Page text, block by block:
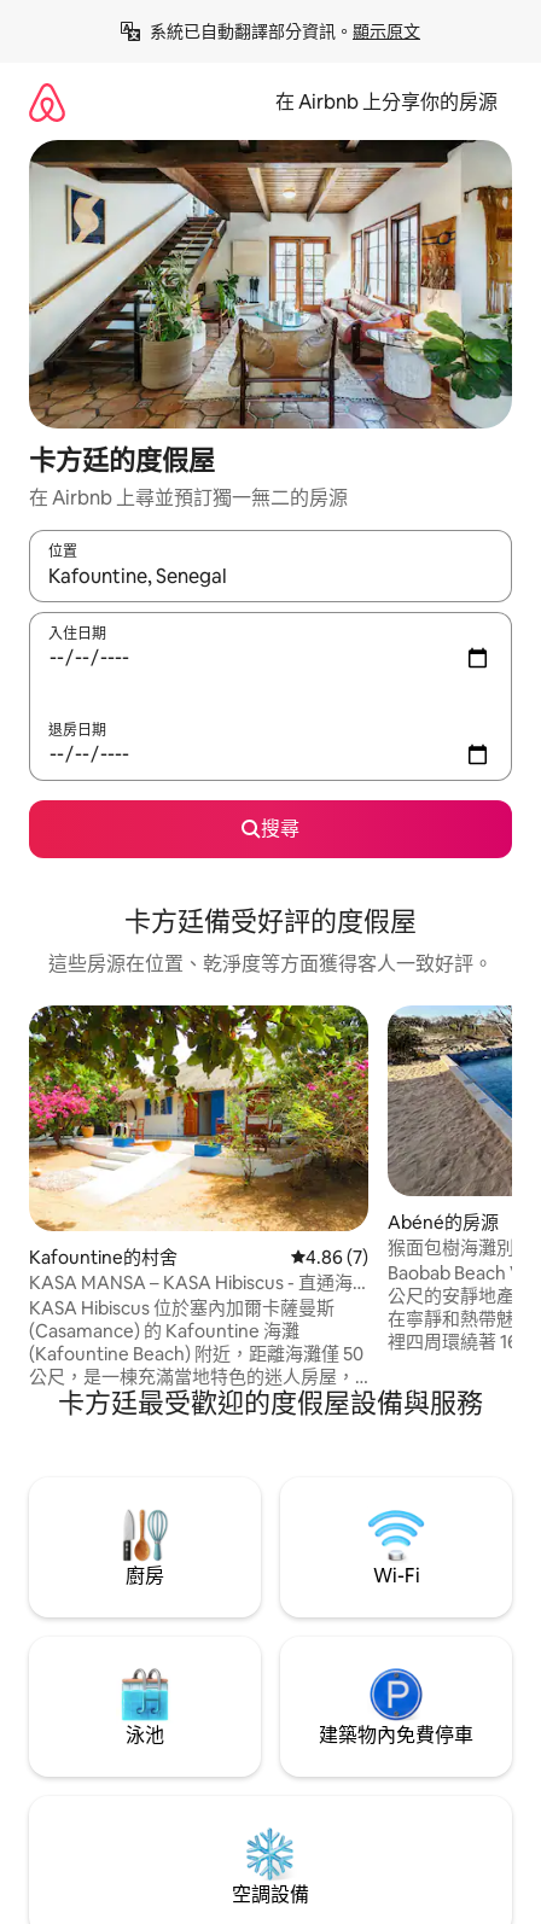
系統已自動翻譯部分資訊。 顯示原文
在 Airbnb 上分享你的房源
卡方廷的度假屋
在 Airbnb 上尋並預訂獨一無二的房源
位置
如有搜尋結果，瀏覽內容時請使用上下箭頭，或輕點、滑動裝置。
入住日期
退房日期
搜尋
卡方廷備受好評的度假屋
這些房源在位置、乾淨度等方面獲得客人一致好評。
Kafountine的村舍 從 7 則評價中獲得 4.86 的平均
4.86 (7)
KASA MANSA – KASA Hibiscus - 直通海
灘
KASA Hibiscus 位於塞內加爾卡薩曼斯
(Casamance) 的 Kafountine 海灘
(Kafountine Beach) 附近，距離海灘僅 50
公尺，是一棟充滿當地特色的迷人房屋，
非常適合享受寧靜的住宿體驗，同時體驗
海灘、大自然和當地文化。 這棟房子最多
KASA MANSA 是一家當地的禮賓服務公
司，在卡薩曼斯 (Casamance) 提供多間住
Abéné的房源
猴面包樹海灘別墅
Baobab Beach
公尺的安靜地產上
在寧靜和熱帶魅力
裡四周環繞著 16
停滯，大自然在此
當地漁港僅500公
卡方廷最受歡迎的度假屋設備與服務
廚房 Wi-Fi
泳池 建築物內免費停車
空調設備